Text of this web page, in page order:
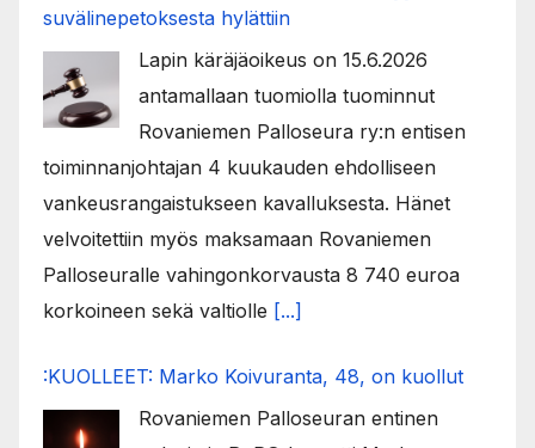
su­vä­li­ne­pe­tok­ses­ta hy­lät­tiin
Lapin käräjäoikeus on 15.6.2026
antamallaan tuomiolla tuominnut
Rovaniemen Palloseura ry:n entisen
toiminnanjohtajan 4 kuukauden ehdolliseen
vankeusrangaistukseen kavalluksesta. Hänet
velvoitettiin myös maksamaan Rovaniemen
Palloseuralle vahingonkorvausta 8 740 euroa
korkoineen sekä valtiolle [...]
:KUOLLEET: Marko Koivuranta, 48, on kuollut
Rovaniemen Palloseuran entinen